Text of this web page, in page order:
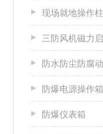
现场就地操作柱
三防风机磁力
防水防尘防腐
防爆电源操作箱
防爆仪表箱